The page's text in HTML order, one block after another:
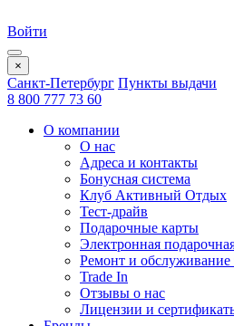
Войти
×
Санкт-Петербург Пункты выдачи
8 800 777 73 60
О компании
О нас
Адреса и контакты
Бонусная система
Клуб Активный Отдых
Тест-драйв
Подарочные карты
Электронная
Ремонт и обслуживание
Trade In
Отзывы о нас
Лицензии и